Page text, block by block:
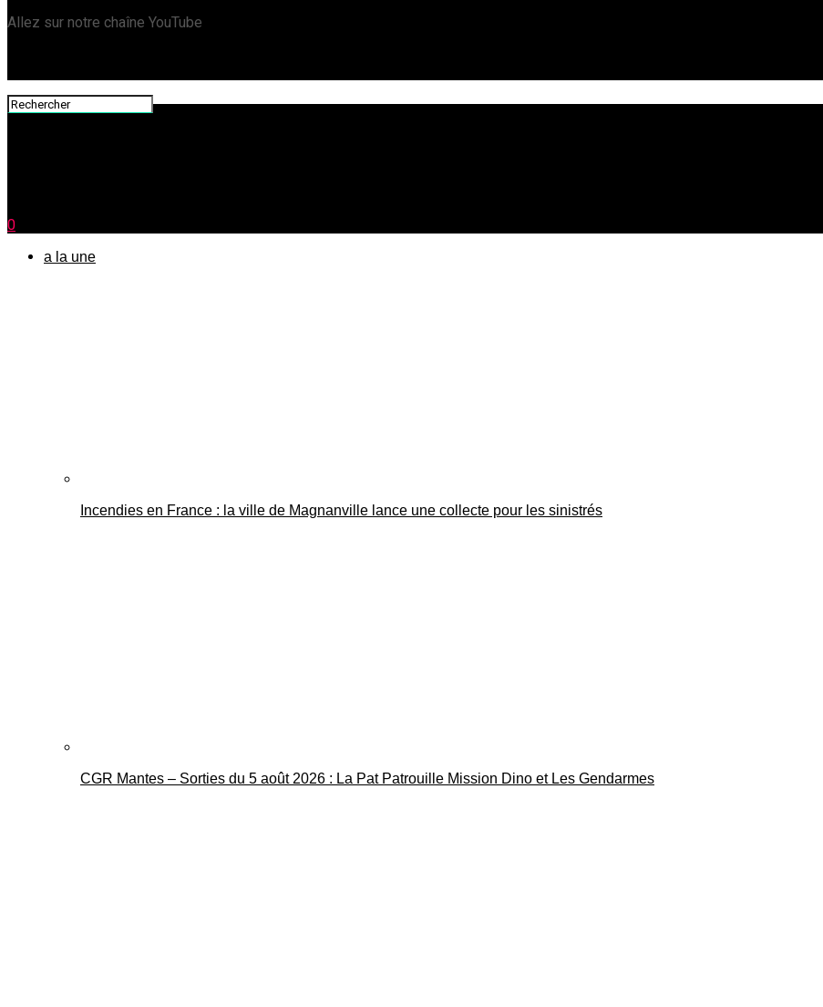
Allez sur notre chaîne YouTube
0
a la une
Incendies en France : la ville de Magnanville lance une collecte pour les sinistrés
CGR Mantes – Sorties du 5 août 2026 : La Pat Patrouille Mission Dino et Les Gendarmes